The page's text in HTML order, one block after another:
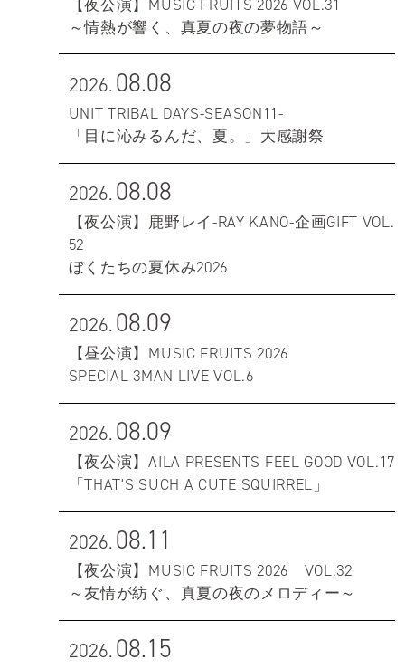
【夜公演】MUSIC FRUITS 2026 VOL.31
～情熱が響く、真夏の夜の夢物語～
2026.08.08
UNIT TRIBAL DAYS-SEASON11-
「目に沁みるんだ、夏。」大感謝祭
2026.08.08
【夜公演】鹿野レイ-RAY KANO-企画GIFT VOL.
52
ぼくたちの夏休み2026
2026.08.09
【昼公演】MUSIC FRUITS 2026
SPECIAL 3MAN LIVE VOL.6
2026.08.09
【夜公演】AILA PRESENTS FEEL GOOD VOL.17
「THAT'S SUCH A CUTE SQUIRREL」
2026.08.11
【夜公演】MUSIC FRUITS 2026 VOL.32
～友情が紡ぐ、真夏の夜のメロディー～
2026.08.15